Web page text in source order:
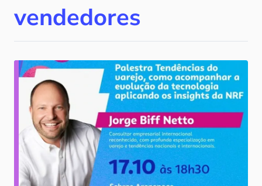
Notícias
vendedores